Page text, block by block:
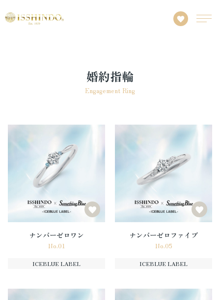
婚約指輪
Engagement Ring
ナンバーゼロワン
No.01
ICEBLUE LABEL
ナンバーゼロファイブ
No.05
ICEBLUE LABEL